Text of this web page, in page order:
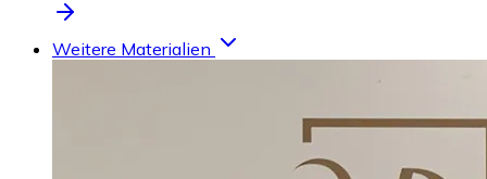
Weitere Materialien